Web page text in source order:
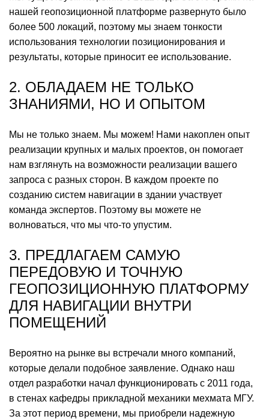
нашей геопозиционной платформе развернуто было
более 500 локаций, поэтому мы знаем тонкости
использования технологии позиционирования и
результаты, которые приносит ее использование.
2. ОБЛАДАЕМ НЕ ТОЛЬКО
ЗНАНИЯМИ, НО И ОПЫТОМ
Мы не только знаем. Мы можем! Нами накоплен опыт
реализации крупных и малых проектов, он помогает
нам взглянуть на возможности реализации вашего
запроса с разных сторон. В каждом проекте по
созданию систем навигации в здании участвует
команда экспертов. Поэтому вы можете не
волноваться, что мы что-то упустим.
3. ПРЕДЛАГАЕМ САМУЮ
ПЕРЕДОВУЮ И ТОЧНУЮ
ГЕОПОЗИЦИОННУЮ ПЛАТФОРМУ
ДЛЯ НАВИГАЦИИ ВНУТРИ
ПОМЕЩЕНИЙ
Вероятно на рынке вы встречали много компаний,
которые делали подобное заявление. Однако наш
отдел разработки начал функционировать с 2011 года,
в стенах кафедры прикладной механики мехмата МГУ.
За этот период времени, мы приобрели надежную